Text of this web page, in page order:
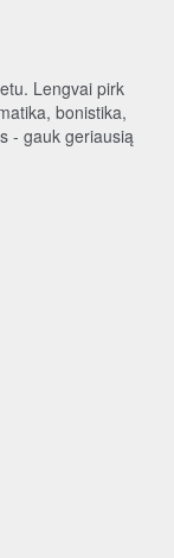
Lengvai pirk
bonistika,
- gauk geriausią